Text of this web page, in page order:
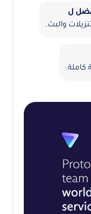
ل
والبث.
كاملة.